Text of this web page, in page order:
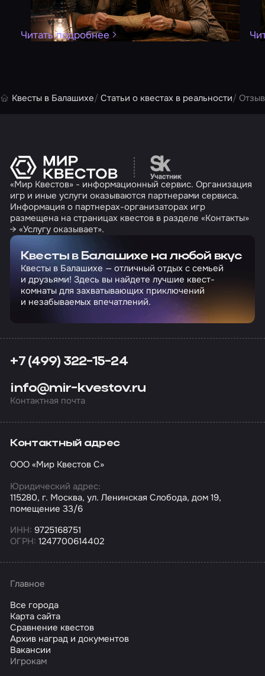
Читать подробнее
Квесты в Балашихе Статьи о квестах в реальности
Перейти на сайт
«Мир Квестов» - информационный сервис. Организация
игр и иные услуги оказываются партнерами сервиса.
Информация о партнерах-организаторах игр
размещена на страницах квестов в разделе «Контакты»
→ «Услугу оказывает».
Квесты в Балашихе на любой вкус
Квесты в Балашихе — отличный отдых с семьей
и друзьями! Здесь вы найдете лучшие квест-
комнаты для захватывающих приключений
и незабываемых впечатлений.
+7 (499) 322-15-24
info@mir-kvestov.ru
Контактная почта
Контактный адрес
ООО «Мир Квестов С»
Юридический адрес:
115280, г. Москва, ул. Ленинская Слобода, дом 19,
помещение 33/6
ИНН: 9725168751
ОГРН: 1247700614402
Главное
Все города
Карта сайта
Сравнение квестов
Архив наград и документов
Вакансии
Игрокам